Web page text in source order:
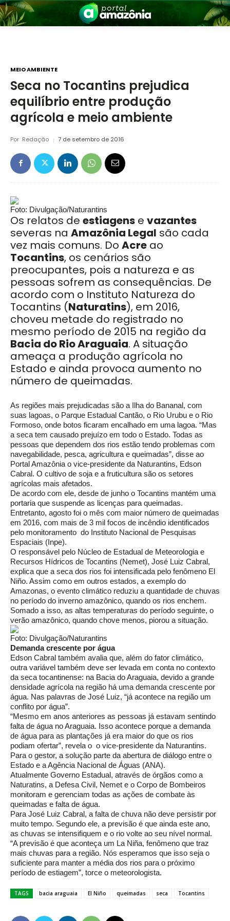
MEIO AMBIENTE
Seca no Tocantins prejudica
equilíbrio entre produção
agrícola e meio ambiente
Por Redação 7 de setembro de 2016
Foto: Divulgação/Naturantins
Os relatos de estiagens e vazantes
severas na Amazônia Legal são cada
vez mais comuns. Do Acre ao
Tocantins, os cenários são
preocupantes, pois a natureza e as
pessoas sofrem as consequências. De
acordo com o Instituto Natureza do
Tocantins (Naturatins), em 2016,
choveu metade do registrado no
mesmo período de 2015 na região da
Bacia do Rio Araguaia. A situação
ameaça a produção agrícola no
Estado e ainda provoca aumento no
número de queimadas.
As regiões mais prejudicadas são a Ilha do Bananal, com
suas lagoas, o Parque Estadual Cantão, o Rio Urubu e o Rio
Formoso, onde botos ficaram encalhado em uma lagoa. “Mas
a seca tem causado prejuízo em todo o Estado. Todas as
pessoas que dependem dos rios estão tendo problemas com
navegabilidade, pesca, agricultura e queimadas”, disse ao
Portal Amazônia o vice-presidente da Naturantins, Edson
Cabral. O cultivo de soja e a fruticultura são os setores
agrícolas mais afetados.
De acordo com ele, desde de junho o Tocantins mantém uma
portaria que suspende as licenças para queimadas.
Entretanto, agosto foi o mês com maior número de queimadas
em 2016, com mais de 3 mil focos de incêndio identificados
pelo monitoramento do Instituto Nacional de Pesquisas
Espaciais (Inpe).
O responsável pelo Núcleo de Estadual de Meteorologia e
Recursos Hídricos de Tocantins (Nemet), José Luiz Cabral,
explica que a seca dos rios foi intensificada pelo fenômeno El
Niño. Assim como em outros estados, a exemplo do
Amazonas, o evento climático reduziu a quantidade de chuvas
no período do inverno amazônico, quando os rios enchem.
Somado a isso, as altas temperaturas do período seguinte, o
verão amazônico, quando chove menos, piorou a situação.
Foto: Divulgação/Naturantins
Demanda crescente por água
Edson Cabral também avalia que, além do fator climático,
outra variável também deve ser levada em conta no contexto
da seca tocantinense: na Bacia do Araguaia, devido a grande
densidade agrícola na região há uma demanda crescente por
água. Nas palavras de José Luiz, “já acontece na região um
conflito por água”.
“Mesmo em anos anteriores as pessoas já estavam sentindo
falta de água no Araguaia. Isso acontece porque a demanda
de água para as plantações já era maior do que os rios
podiam ofertar”, revela o o vice-presidente da Naturantins.
Para o gestor, a solução parte da abertura de diálogo entre o
Estado e a Agência Nacional de Águas (ANA).
Atualmente Governo Estadual, através de órgãos como a
Naturatins, a Defesa Civil, Nemet e o Corpo de Bombeiros
monitoram e gerenciam todas as ações de combate às
queimadas e falta de água.
Para José Luiz Cabral, a falta de chuva não deve persistir por
muito tempo. Segundo ele, a previsão é que ainda este ano,
as chuvas se intensifiquem e o rio volte ao seu nível normal.
“A previsão é que aconteça um La Niña, fenômeno que traz
mais chuvas para a região. Nós esperamos que isso seja o
suficiente para manter a média dos rios para o próximo
período de estiagem”, torce o meteorologista.
TAGS bacia araguaia El Niño queimadas seca Tocantins